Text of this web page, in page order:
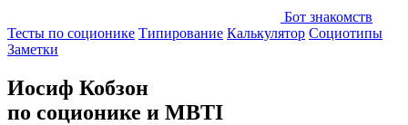
Бот знакомств
Тесты по соционике Типирование Калькулятор Социотипы
Заметки
Иосиф Кобзон
по соционике и MBTI